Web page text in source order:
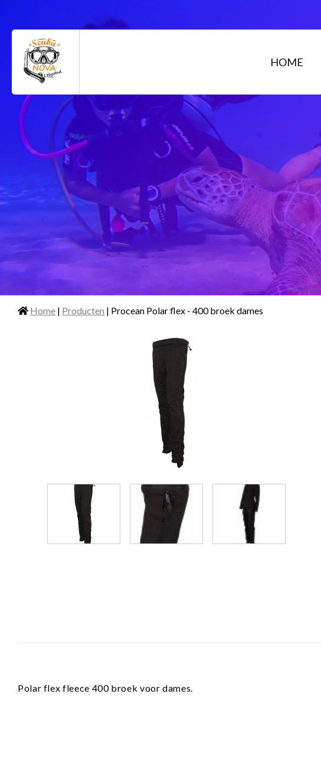
HOME
Home | Producten | Procean Polar flex - 400 broek dames
Polar flex fleece 400 broek voor dames.